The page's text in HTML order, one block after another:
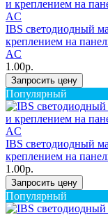
IBS светодиодный
креплением на
AC
1.00р.
Запросить цену
Популярный
IBS светодиодный
креплением на
1.00р.
Запросить цену
Популярный